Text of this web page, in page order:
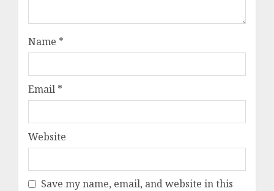
Name *
Email *
Website
Save my name, email, and website in this